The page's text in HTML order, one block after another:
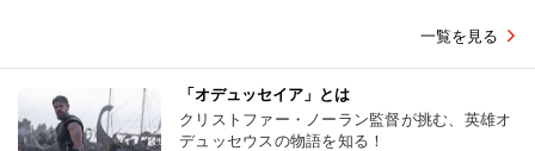
一覧を見る
「オデュッセイア」とは
クリストファー・ノーラン監督が挑む、英雄オ
デュッセウスの物語を知る！